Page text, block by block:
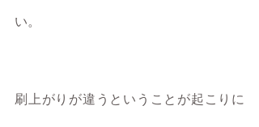
い。
刷上がりが違うということが起こりに